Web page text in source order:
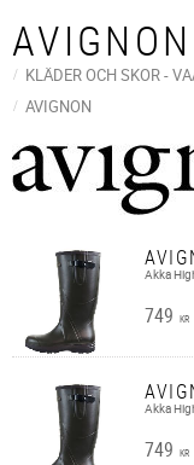
AVIGNON
KLÄDER OCH SKOR -
AVIGNON
Akka
749 KR
Akka
749 KR